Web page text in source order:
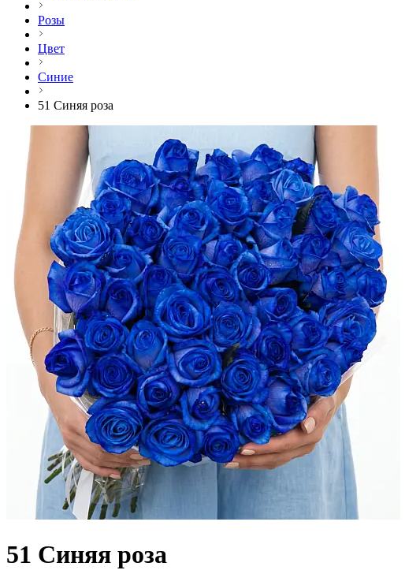
Розы
Цвет
Синие
51 Синяя роза
51 Синяя роза